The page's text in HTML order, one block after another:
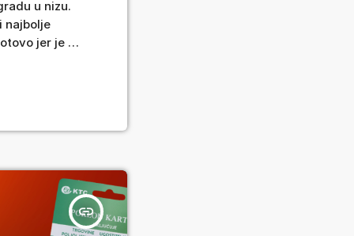
u nizu.
najbolje
jer je u
insert_link